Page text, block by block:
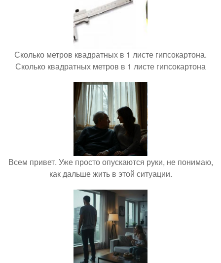
Сколько метров квадратных в 1 листе гипсокартона.
Сколько квадратных метров в 1 листе гипсокартона
Всем привет. Уже просто опускаются руки, не понимаю,
как дальше жить в этой ситуации.